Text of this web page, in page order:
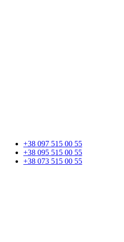
+38 097 515 00 55
+38 095 515 00 55
+38 073 515 00 55